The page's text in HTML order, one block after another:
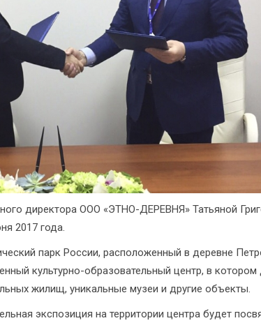
директора ООО «ЭТНО-ДЕРЕВНЯ» Татьяной
2017 года.
парк России, расположенный в деревне
культурно-образовательный центр, в котором
жилищ, уникальные музеи и другие объекты.
экспозиция на территории центра будет